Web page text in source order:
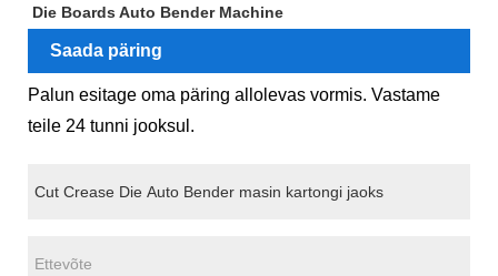
Die Boards Auto Bender Machine
Saada päring
Palun esitage oma päring allolevas vormis. Vastame
teile 24 tunni jooksul.